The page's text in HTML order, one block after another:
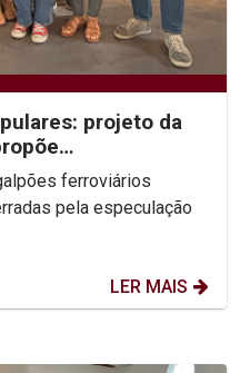
projeto da
ferroviários
pela especulação
LER MAIS